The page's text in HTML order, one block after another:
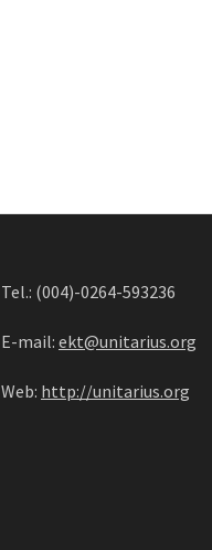
Tel.: (004)-0264-593236
E-mail: ekt@unitarius.org
Web: http://unitarius.org